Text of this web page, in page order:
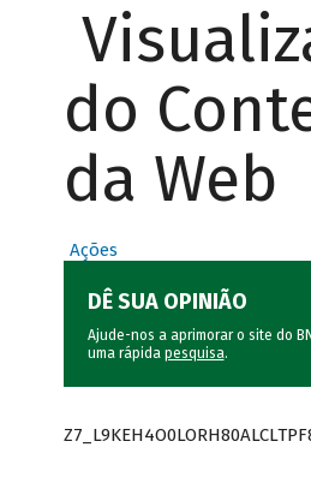
do
da Web
Ações
DÊ SUA OPINIÃO
Ajude-nos a aprimorar o site do
uma rápida pesquisa.